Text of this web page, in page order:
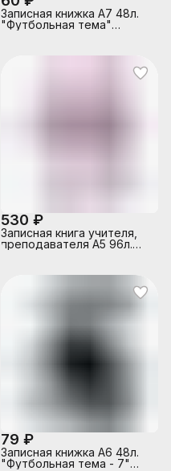
Записная книжка А7 48л.
"Футбольная тема"
530 ₽
Записная книга учителя,
преподавателя А5 96л.
79 ₽
Записная книжка А6 48л.
"Футбольная тема - 7"